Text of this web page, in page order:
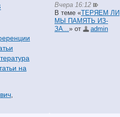
на
Вчера 16:12
В теме «ТЕРЯЕМ ЛИ
МЫ ПАМЯТЬ ИЗ-
ЗА... » от аdmin